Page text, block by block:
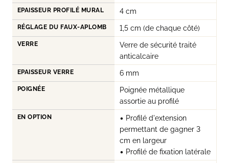
EPAISSEUR PROFILÉ MURAL 4 cm
RÉGLAGE DU FAUX-APLOMB 1,5 cm (de chaque côté)
VERRE
Verre de sécurité traité
anticalcaire
EPAISSEUR VERRE 6 mm
POIGNÉE
Poignée métallique
assortie au profilé
EN OPTION
• Profilé d'extension
permettant de gagner 3
cm en largeur
• Profilé de fixation latérale